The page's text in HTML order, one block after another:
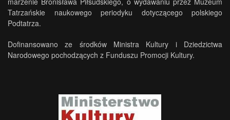
Tatrzańskie naukowego periodyku dotyczącego polskiego
Podtatrza.
Dofinansowano ze środków Ministra Kultury i Dziedzictwa
Narodowego pochodzących z Funduszu Promocji Kultury.